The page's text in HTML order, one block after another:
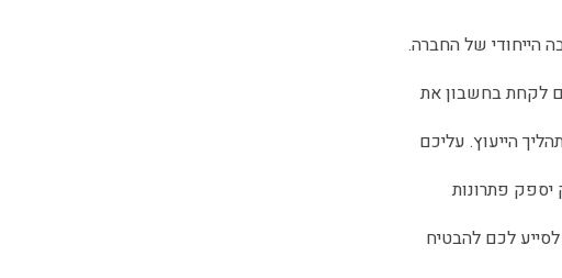
הייחודי של החברה.
לקחת בחשבון את
הייעוץ. עליכם
יספק פתרונות
לכם להבטיח